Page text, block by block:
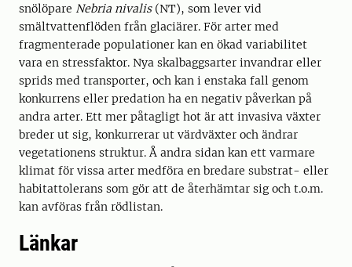
snölöpare Nebria nivalis (NT), som lever vid
smältvattenflöden från glaciärer. För arter med
fragmenterade populationer kan en ökad variabilitet
vara en stressfaktor. Nya skalbaggsarter invandrar eller
sprids med transporter, och kan i enstaka fall genom
konkurrens eller predation ha en negativ påverkan på
andra arter. Ett mer påtagligt hot är att invasiva växter
breder ut sig, konkurrerar ut värdväxter och ändrar
vegetationens struktur. Å andra sidan kan ett varmare
klimat för vissa arter medföra en bredare substrat- eller
habitattolerans som gör att de återhämtar sig och t.o.m.
kan avföras från rödlistan.
Länkar